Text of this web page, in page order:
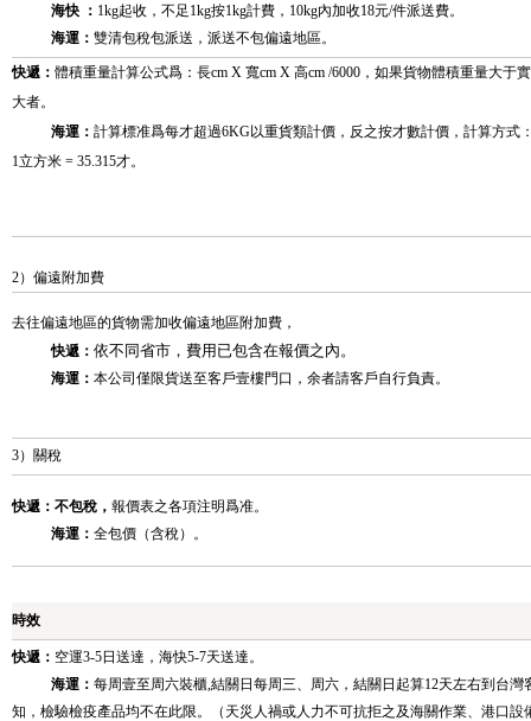
海快 ： 1kg起收，不足1kg按1kg計費，10kg內加收18元/件派送費。
海運： 雙清包稅包派送，派送不包偏遠地區。
快遞： 體積重量計算公式爲：長cm X 寬cm X 高cm /6000，如果貨物體積重量大于
大者。
海運： 計算標准爲每才超過6KG以重貨類計價，反之按才數計價，計算方式
1立方米 = 35.315才。
2）偏遠附加費
去往偏遠地區的貨物需加收偏遠地區附加費，
快遞： 依不同省市，費用已包含在報價之內。
海運： 本公司僅限貨送至客戶壹樓門口，余者請客戶自行負責。
3）關稅
快遞： 不包稅 ， 報價表之各項注明爲准。
海運： 全包價（含稅）。
時效
快遞： 空運3-5日送達，海快5-7天送達。
海運： 每周壹至周六裝櫃,結關日每周三、周六，結關日起算12天左右到台
知，檢驗檢疫產品均不在此限。（天災人禍或人力不可抗拒之及海關作業、港口設